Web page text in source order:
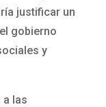
justificar un
gobierno
y
a las